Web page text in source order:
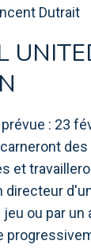
Dutrait
: 23
et
directeur
ou par un